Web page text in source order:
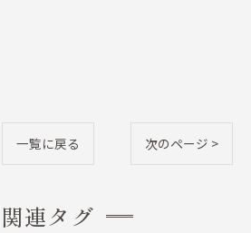
一覧に戻る 次のページ >
関連タグ